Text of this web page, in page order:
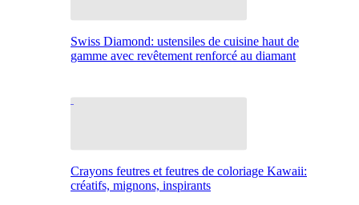
Swiss Diamond: ustensiles de cuisine haut de
gamme avec revêtement renforcé au diamant
Crayons feutres et feutres de coloriage Kawaii:
créatifs, mignons, inspirants